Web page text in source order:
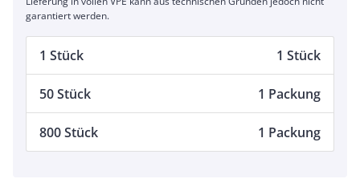
garantiert werden.
1 Stück 1 Stück
50 Stück 1 Packung
800 Stück 1 Packung